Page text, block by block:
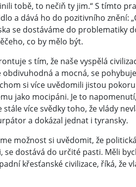
tobě, to nečiň ty jim.“ S tímto
a dává ho do pozitivního znění:
se dostáváme do problematiky
co by mělo být.
s tím, že naše vyspělá
a mocná, se pohybuje
si více uvědomili jistou
jako mocipáni. Je to
více svědky toho, že vlády
a dokázal jednat i tyransky.
možnost si uvědomit, že politická
dostává do určité pasti. Měli
křesťanské civilizace, říká, že